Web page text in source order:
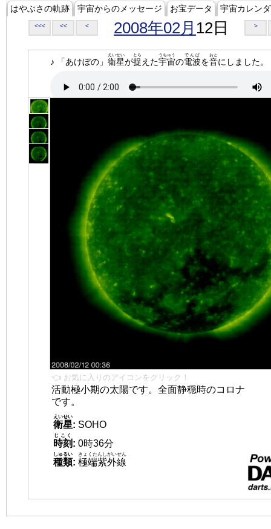
はやぶさの軌跡 宇宙からのメッセージ お宝データ 宇宙カレン
<<< << < 2008年02月 12日 >
♪ 「あけぼの」 衛星
えいせい
が捉
とら
えた宇宙
うちゅう
の電波
でんぱ
を音
おと
にしました。
👈 お気に入りのアイコンをクリック！
活動極小期の太陽です。全面静穏時のコロナ
です。
衛星
えいせい
: SOHO
時刻
じこく
: 0時36分
種類
しゅるい
: 極端紫外線
きょくたんしがいせん